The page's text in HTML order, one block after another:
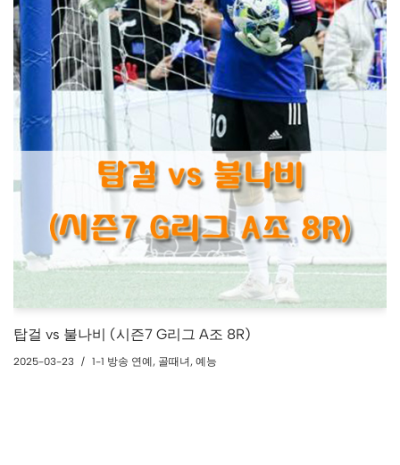
탑걸 vs 불나비 (시즌7 G리그 A조 8R)
2025-03-23 1-1 방송 연예, 골때녀, 예능